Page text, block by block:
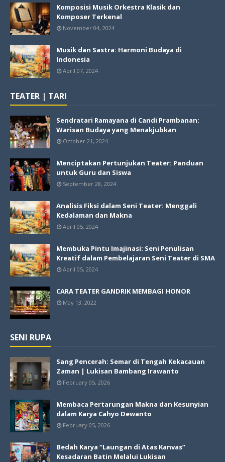
Komposisi Musik Orkestra Klasik dan
Komposer Terkenal
November 04, 2024
Musik dan Sastra: Harmoni Budaya di
Indonesia
April 07, 2024
TEATER | TARI
Sendratari Ramayana di Candi Prambanan:
Warisan Budaya yang Menakjubkan
October 21, 2024
Menciptakan Pertunjukan Teater: Panduan
untuk Guru dan Siswa
September 28, 2024
Analisis Fiksi dalam Seni Teater: Menggali
Kedalaman dan Makna
April 05, 2024
Membuka Pintu Imajinasi: Seni Penulisan
Kreatif dalam Pembelajaran Seni Teater di SMA
April 05, 2024
CARA TEATER GANDRIK MEMBAGI HONOR
May 13, 2022
SENI RUPA
Sang Pencerah: Semar di Tengah Kekacauan
Zaman | Lukisan Bambang Irawanto
February 05, 2026
Membaca Pertarungan Makna dan Kesunyian
dalam Karya Cahyo Dewanto
February 05, 2026
Bedah Karya “Laungan di Atas Kanvas”
Kesadaran Batin Melalui Lukisan